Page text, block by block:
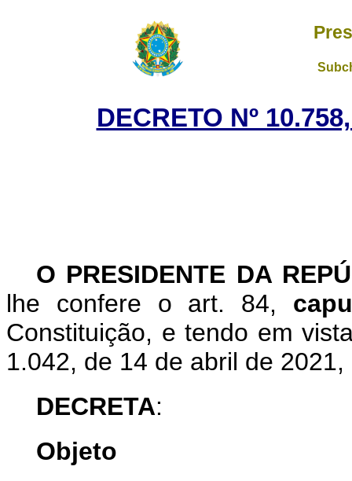
DECRETO Nº
O PRESIDENTE DA
lhe confere o art. 84,
Constituição, e tendo em
1.042, de 14 de abril de 2021,
DECRETA:
Objeto